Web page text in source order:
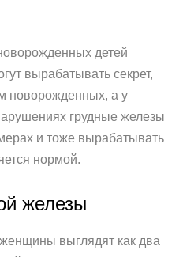
детей
вырабатывать секрет,
новорожденных, а у
грудные железы
и тоже вырабатывать
нормой.
железы
выглядят как два